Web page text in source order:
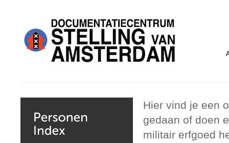
Hier vind je een
gedaan of doen
militair erfgoed